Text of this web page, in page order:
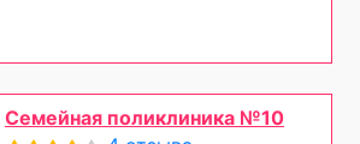
Семейная поликлиника №10